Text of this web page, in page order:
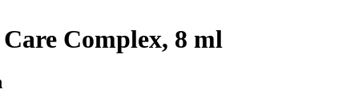
Complex, 8 ml